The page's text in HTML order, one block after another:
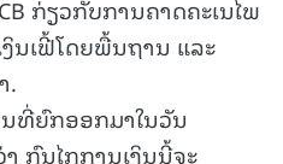
ກ່ຽວກັບການຄາດຄະເນໄພ
ນເຟີ້ໂດຍພື້ນຖານ ແລະ
.
ທີ່ຍົກອອກມາໃນວັນ
ກົນໄກການເງິນນີ້ຈະ